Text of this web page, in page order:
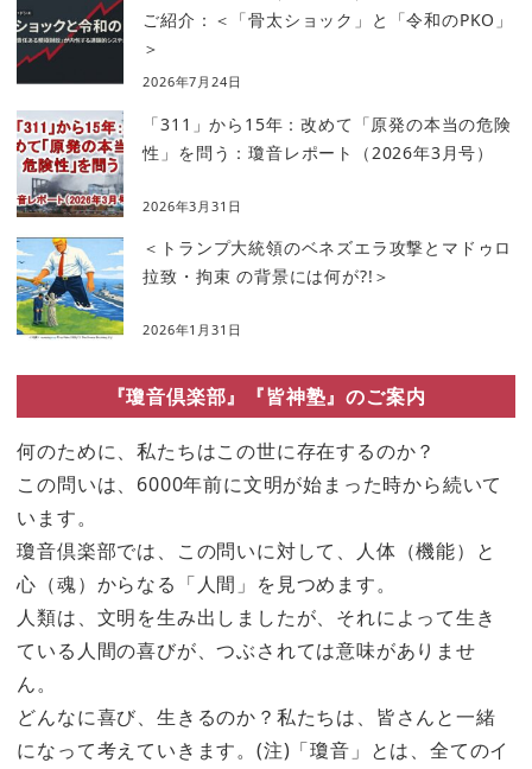
ご紹介：＜「骨太ショック」と「令和のPKO」
＞
2026年7月24日
「311」から15年：改めて「原発の本当の危険
性」を問う：瓊音レポート（2026年3月号）
2026年3月31日
＜トランプ大統領のベネズエラ攻撃とマドゥロ
拉致・拘束 の背景には何が?!＞
2026年1月31日
『瓊音倶楽部』『皆神塾』のご案内
何のために、私たちはこの世に存在するのか？
この問いは、6000年前に文明が始まった時から続いて
います。
瓊音倶楽部では、この問いに対して、人体（機能）と
心（魂）からなる「人間」を見つめます。
人類は、文明を生み出しましたが、それによって生き
ている人間の喜びが、つぶされては意味がありませ
ん。
どんなに喜び、生きるのか？私たちは、皆さんと一緒
になって考えていきます。(注)「瓊音」とは、全てのイ